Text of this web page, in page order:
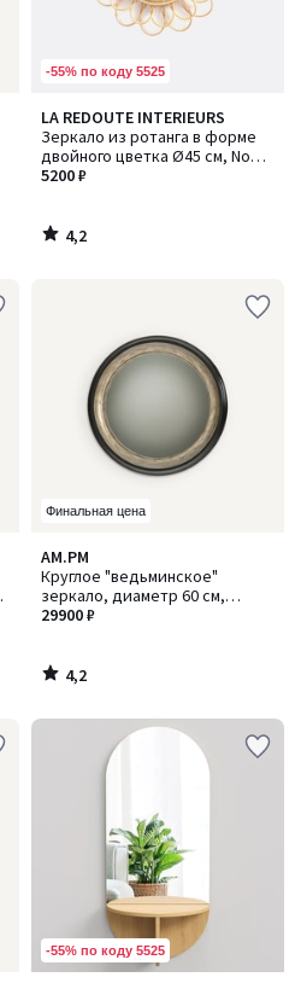
-55% по коду 5525
LA REDOUTE INTERIEURS
Зеркало из ротанга в форме
двойного цветка Ø45 см, Nogu
/ Ногу
5200 ₽
4,2
/ 5
4,2
/
Финальная цена
AM.PM
Круглое "ведьминское"
зеркало, диаметр 60 см,
Samantha / Саманта
29900 ₽
4,2
/ 5
4,2
/
-55% по коду 5525